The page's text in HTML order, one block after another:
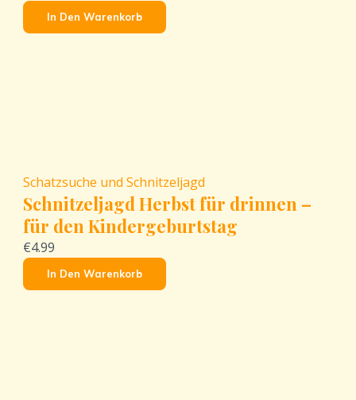
In Den Warenkorb
Schatzsuche und Schnitzeljagd
Schnitzeljagd Herbst für drinnen –
für den Kindergeburtstag
€4.99
In Den Warenkorb